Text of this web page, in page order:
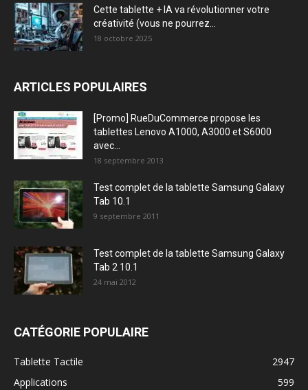
Cette tablette + IA va révolutionner votre
créativité (vous ne pourrez...
18 octobre 2025
ARTICLES POPULAIRES
[Promo] RueDuCommerce propose les
tablettes Lenovo A1000, A3000 et S6000
avec...
18 septembre 2013
Test complet de la tablette Samsung Galaxy
Tab 10.1
9 septembre 2011
Test complet de la tablette Samsung Galaxy
Tab 2 10.1
24 mai 2012
CATÉGORIE POPULAIRE
Tablette Tactile
2947
Applications
599